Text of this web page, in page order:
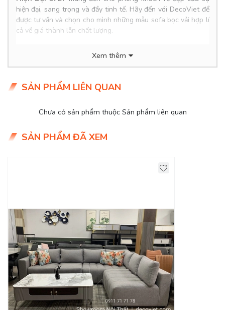
hiện đại, sang trọng và đầy tinh tế. Hãy đến với DecoViet để
được tư vấn và chọn cho mình những mẫu sofa bọc vải hợp lí
cả về giá thành lẫn chất lượng.
Kích thước: 3.0*2.0m
Khung ghế: Gỗ dầu đỏ qua xử lý, ván Flywood tạo dáng
Giá KM: 18.500.000đ (Giá gốc: 22.500.000đ) – Bàn Sofa
Tình trạng: Hàng mới - Còn hàng
Delivery Free: Miễn phí giao hàng tại TPHCM, Biên Hòa, nội
Sofa phòng khách luôn là điểm nhấn nổi bật trong thiết kế
nội thất hiện đại. Một bộ sofa đẹp sẽ góp phần tạo nên
phong cách và ấn tượng về căn phòng khách và gia chủ. Khi
lựa chọn mẫu ghế sofa phòng khách, bạn nên cân nhắc tùy
vào diện tích không gian căn phòng để chọn mẫu ghế phù
hợp.
Xem thêm
SẢN PHẨM LIÊN QUAN
Chưa có sản phẩm thuộc Sản phẩm liên quan
SẢN PHẨM ĐÃ XEM